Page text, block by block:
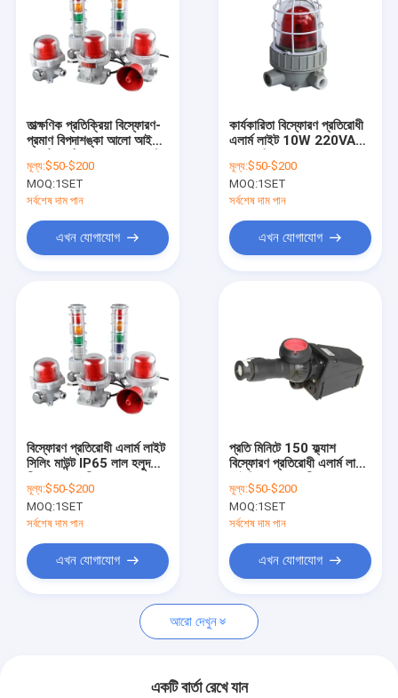
পণ্য
ভিডিও
আমাদের সম্পর্কে
মান নিয়ন্ত্রণ
খবর
তাত্ক্ষণিক প্রতিক্রিয়া বিস্ফোরণ-
প্রমাণ বিপদাশঙ্কা আলো আইপি
10W শক্তি
মূল্য:$50-$200
MOQ:1SET
সর্বশেষ দাম পান
এখন যোগাযোগ
কার্যকারিতা বিস্ফোরণ প্রতিরোধী
এলার্ম লাইট 10W 220VAC
রেট
মূল্য:$50-$200
MOQ:1SET
সর্বশেষ দাম পান
এখন যোগাযোগ
বিস্ফোরণ প্রতিরোধী এলার্ম লাইট
সিলিং মাউন্ট IP65 লাল হলুদ
মূল্য:$50-$200
MOQ:1SET
সর্বশেষ দাম পান
এখন যোগাযোগ
প্রতি মিনিটে 150 ফ্ল্যাশ
বিস্ফোরণ প্রতিরোধী এলার্ম লাইট
মূল্য:$50-$200
MOQ:1SET
সর্বশেষ দাম পান
এখন যোগাযোগ
আরো দেখুন
একটি বার্তা রেখে যান